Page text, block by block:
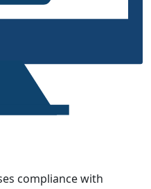
compliance with